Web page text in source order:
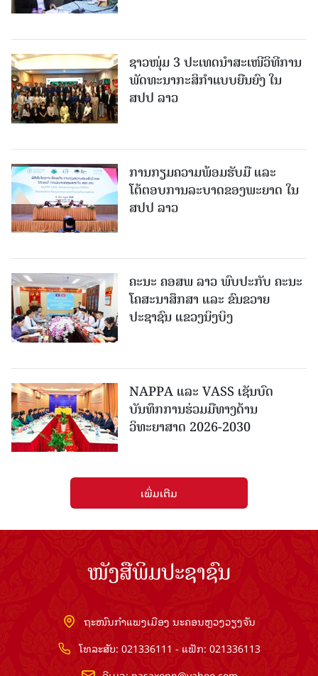
ຊາວໜຸ່ມ 3 ປະເທດນຳສະເໜີວິທີການ
ພັດທະນາກະສິກຳແບບຍືນຍົງ ໃນ
ສປປ ລາວ
ການກຽມຄວາມພ້ອມຮັບມື ແລະ
ໂຕ້ຕອບການລະບາດຂອງພະຍາດ ໃນ
ສປປ ລາວ
ຄະນະ ຄອສພ ລາວ ພົບປະກັບ ຄະນະ
ໂຄສະນາສຶກສາ ແລະ ຂົນຂວາຍ
ປະຊາຊົນ ແຂວງນິງບິງ
NAPPA ແລະ VASS ເຊັນບົດ
ບັນທຶກການຮ່ວມມືທາງດ້ານ
ວິທະຍາສາດ 2026-2030
ເພີ່ມເຕີມ
ໜັງສືພິມປະຊາຊົນ
ຖະໜົນກຳແພງເມືອງ ນະຄອນຫຼວງວຽງຈັນ
ໂທລະສັບ: 021336111 - ແຟັກ: 021336113